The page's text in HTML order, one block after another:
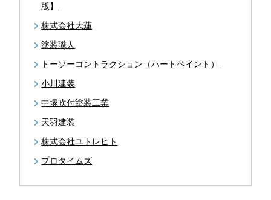
版】
株式会社大蓮
塗装職人
トーソーコントラクション（ハートペイント）
小川建装
中塚吹付塗装工業
天羽建装
株式会社ユトレヒト
プロタイムズ